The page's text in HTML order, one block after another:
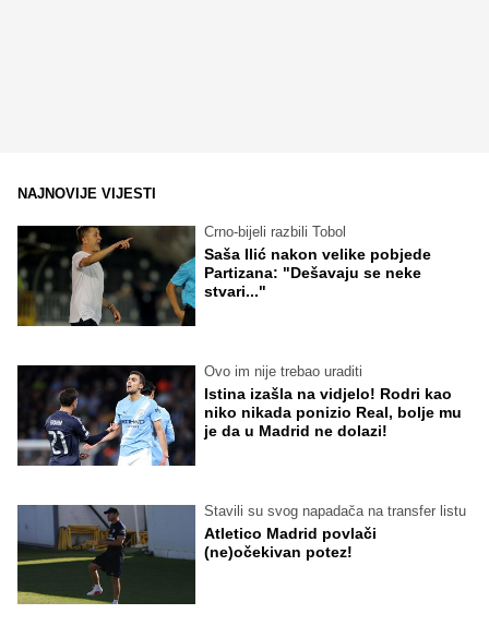
NAJNOVIJE VIJESTI
Crno-bijeli razbili Tobol
Saša Ilić nakon velike pobjede
Partizana: "Dešavaju se neke
stvari..."
Ovo im nije trebao uraditi
Istina izašla na vidjelo! Rodri kao
niko nikada ponizio Real, bolje mu
je da u Madrid ne dolazi!
Stavili su svog napadača na transfer listu
Atletico Madrid povlači
(ne)očekivan potez!